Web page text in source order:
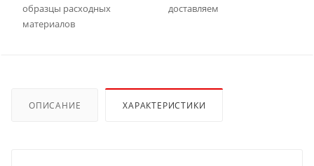
образцы расходных
материалов
доставляем
ОПИСАНИЕ ХАРАКТЕРИСТИКИ